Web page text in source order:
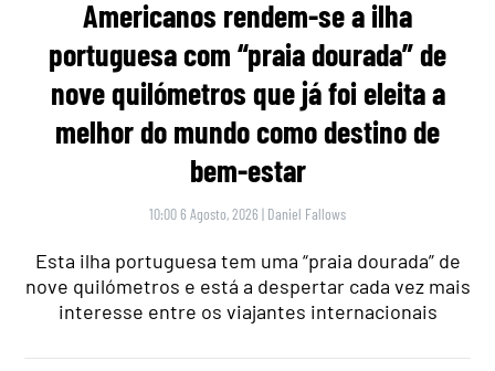
Americanos rendem-se a ilha
portuguesa com “praia dourada” de
nove quilómetros que já foi eleita a
melhor do mundo como destino de
bem-estar
10:00 6 Agosto, 2026 | Daniel Fallows
Esta ilha portuguesa tem uma “praia dourada” de
nove quilómetros e está a despertar cada vez mais
interesse entre os viajantes internacionais